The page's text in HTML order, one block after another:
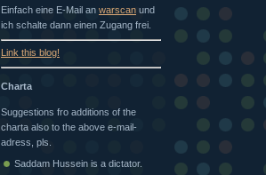
Einfach eine E-Mail an warscan und
ich schalte dann einen Zugang frei.
Link this blog!
Charta
Suggestions fro additions of the
charta also to the above e-mail-
adress, pls.
Saddam Hussein is a dictator.